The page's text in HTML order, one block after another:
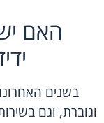
האם
בשנים
וגוברת, וגם